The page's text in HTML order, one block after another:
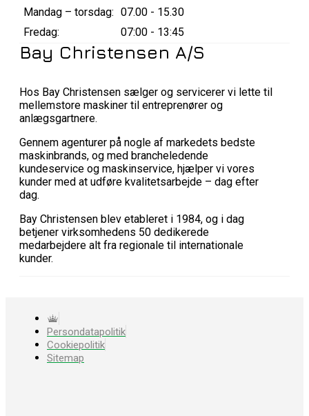
Mandag – torsdag: 07.00 - 15.30
Fredag:
07:00 - 13:45
Bay Christensen A/S
Hos Bay Christensen sælger og servicerer vi lette til
mellemstore maskiner til entreprenører og
anlægsgartnere.
Gennem agenturer på nogle af markedets bedste
maskinbrands, og med brancheledende
kundeservice og maskinservice, hjælper vi vores
kunder med at udføre kvalitetsarbejde – dag efter
dag.
Bay Christensen blev etableret i 1984, og i dag
betjener virksomhedens 50 dedikerede
medarbejdere alt fra regionale til internationale
kunder.
Persondatapolitik
Cookiepolitik
Sitemap